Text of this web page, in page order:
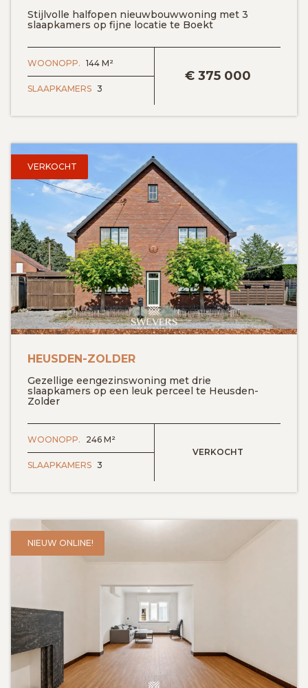
Stijlvolle halfopen nieuwbouwwoning met 3
slaapkamers op fijne locatie te Boekt
€375 000
WOONOPP. 144 M²
SLAAPKAMERS 3
BEKIJK DETAILS
VERKOCHT
HEUSDEN-ZOLDER
Gezellige eengezinswoning met drie
slaapkamers op een leuk perceel te Heusden-
Zolder
VERKOCHT
WOONOPP. 246 M²
SLAAPKAMERS 3
NIEUW ONLINE!